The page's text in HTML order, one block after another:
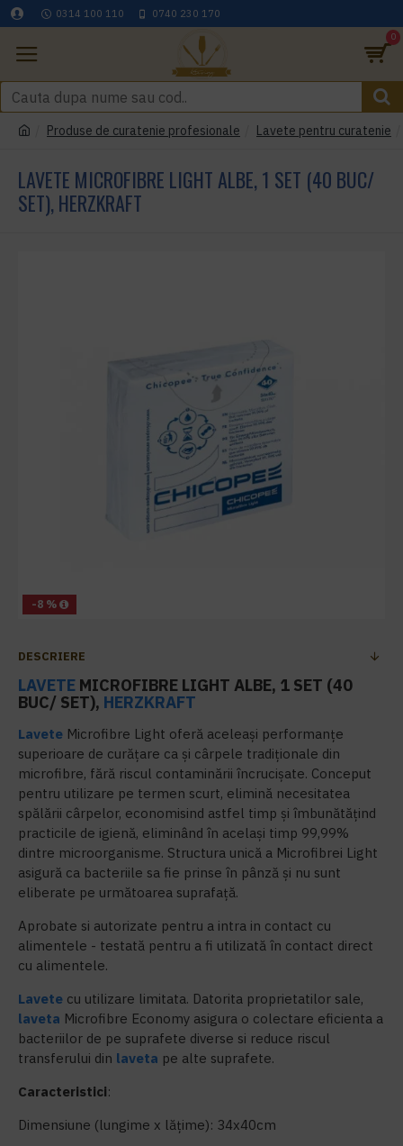
0314 100 110 0740 230 170
0
Produse de curatenie profesionale Lavete pentru curatenie
LAVETE MICROFIBRE LIGHT ALBE, 1 SET (40 BUC/
SET), HERZKRAFT
-8 %
DESCRIERE
LAVETE MICROFIBRE LIGHT ALBE, 1 SET (40
BUC/ SET), HERZKRAFT
Lavete Microfibre Light oferă aceleași performanțe
superioare de curățare ca și cârpele tradiționale din
microfibre, fără riscul contaminării încrucișate. Conceput
pentru utilizare pe termen scurt, elimină necesitatea
spălării cârpelor, economisind astfel timp și îmbunătățind
practicile de igienă, eliminând în același timp 99,99%
dintre microorganisme. Structura unică a Microfibrei Light
asigură ca bacteriile sa fie prinse în pânză și nu sunt
eliberate pe următoarea suprafață.
Aprobate si autorizate pentru a intra in contact cu
alimentele - testată pentru a fi utilizată în contact direct
cu alimentele.
Lavete cu utilizare limitata. Datorita proprietatilor sale,
laveta Microfibre Economy asigura o colectare eficienta a
bacteriilor de pe suprafete diverse si reduce riscul
transferului din laveta pe alte suprafete.
Caracteristici:
Dimensiune (lungime x lățime): 34x40cm